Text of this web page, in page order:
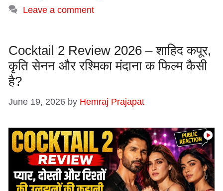
Leave a comment
Cocktail 2 Review 2026 – शाहिद कपूर,
कृति सेनन और रश्मिका मंदाना क फिल्म कैसी
है?
June 19, 2026 by Hemraj Prajapat